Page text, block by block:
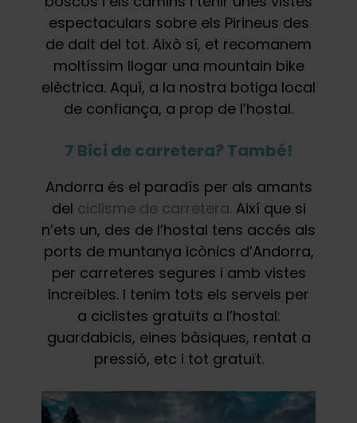
espectaculars sobre els Pirineus des
de dalt del tot. Això sí, et recomanem
moltíssim llogar una mountain bike
elèctrica. Aquí, a la nostra botiga local
de confiança, a prop de l’hostal.
7 Bici de carretera? També!
Andorra és el paradís per als amants
del ciclisme de carretera. Així que si
n’ets un, des de l’hostal tens accés als
ports de muntanya icònics d’Andorra,
per carreteres segures i amb vistes
increïbles. I tenim tots els serveis per
a ciclistes gratuïts a l’hostal:
guardabicis, eines bàsiques, rentat a
pressió, etc i tot gratuït.